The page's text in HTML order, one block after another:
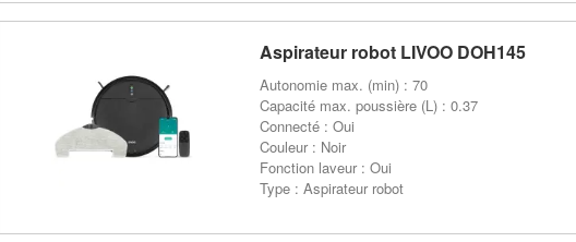
Aspirateur robot LIVOO DOH145
Autonomie max. (min) : 70
Capacité max. poussière (L) : 0.37
Connecté : Oui
Couleur : Noir
Fonction laveur : Oui
Type : Aspirateur robot